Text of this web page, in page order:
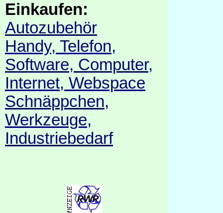
Einkaufen:
Autozubehör
Handy, Telefon,
Software, Computer,
Internet, Webspace
Schnäppchen,
Werkzeuge,
Industriebedarf